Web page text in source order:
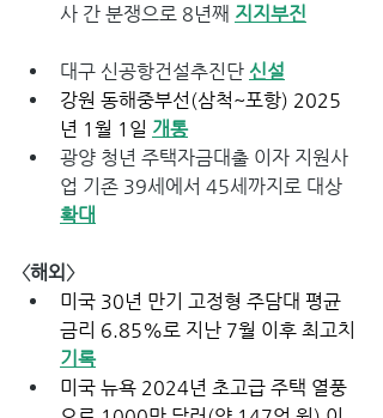
사 간 분쟁으로 8년째 지지부진
대구 신공항건설추진단 신설
강원 동해중부선(삼척~포항) 2025
년 1월 1일 개통
광양 청년 주택자금대출 이자 지원사
업 기존 39세에서 45세까지로 대상
확대
〈해외〉
미국 30년 만기 고정형 주담대 평균
금리 6.85%로 지난 7월 이후 최고치
기록
미국 뉴욕 2024년 초고급 주택 열풍